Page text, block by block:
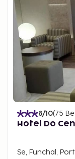
8/10(75
Hotel Do
Se, Funchal,